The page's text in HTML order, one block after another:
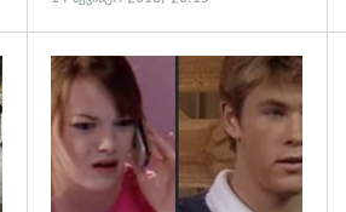
გადახედვა